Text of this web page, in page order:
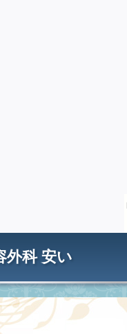
外科 安い